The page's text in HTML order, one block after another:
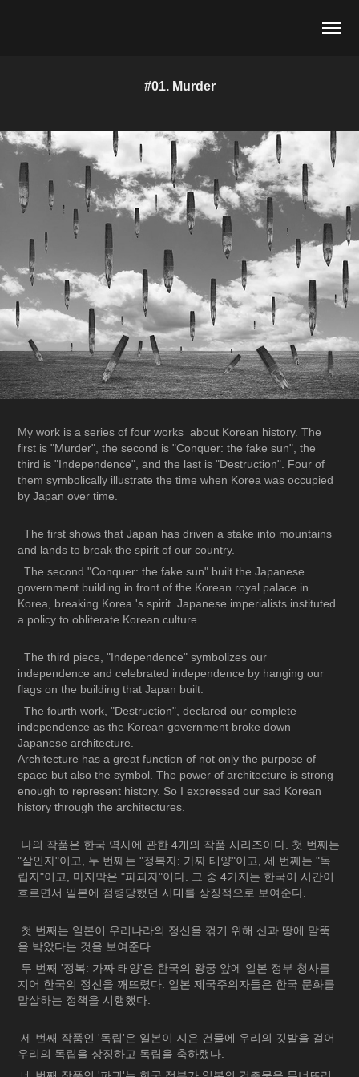
#01. Murder
My work is a series of four works about Korean history. The
first is "Murder", the second is "Conquer: the fake sun", the
third is "Independence", and the last is "Destruction". Four of
them symbolically illustrate the time when Korea was occupied
by Japan over time.
The first shows that Japan has driven a stake into mountains
and lands to break the spirit of our country.
The second "Conquer: the fake sun" built the Japanese
government building in front of the Korean royal palace in
Korea, breaking Korea 's spirit. Japanese imperialists instituted
a policy to obliterate Korean culture.
The third piece, "Independence" symbolizes our
independence and celebrated independence by hanging our
flags on the building that Japan built.
The fourth work, "Destruction", declared our complete
independence as the Korean government broke down
Japanese architecture.
Architecture has a great function of not only the purpose of
space but also the symbol. The power of architecture is strong
enough to represent history. So I expressed our sad Korean
history through the architectures.
나의 작품은 한국 역사에 관한 4개의 작품 시리즈이다. 첫 번째는
"살인자"이고, 두 번째는 "정복자: 가짜 태양"이고, 세 번째는 "독
립자"이고, 마지막은 "파괴자"이다. 그 중 4가지는 한국이 시간이
흐르면서 일본에 점령당했던 시대를 상징적으로 보여준다.
첫 번째는 일본이 우리나라의 정신을 꺾기 위해 산과 땅에 말뚝
을 박았다는 것을 보여준다.
두 번째 '정복: 가짜 태양'은 한국의 왕궁 앞에 일본 정부 청사를
지어 한국의 정신을 깨뜨렸다. 일본 제국주의자들은 한국 문화를
말살하는 정책을 시행했다.
세 번째 작품인 '독립'은 일본이 지은 건물에 우리의 깃발을 걸어
우리의 독립을 상징하고 독립을 축하했다.